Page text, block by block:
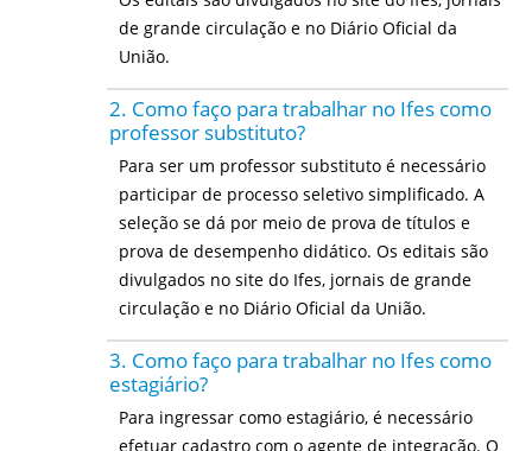
de grande circulação e no Diário Oficial da
União.
2. Como faço para trabalhar no Ifes como
professor substituto?
Para ser um professor substituto é necessário
participar de processo seletivo simplificado. A
seleção se dá por meio de prova de títulos e
prova de desempenho didático. Os editais são
divulgados no site do Ifes, jornais de grande
circulação e no Diário Oficial da União.
3. Como faço para trabalhar no Ifes como
estagiário?
Para ingressar como estagiário, é necessário
efetuar cadastro com o agente de integração. O